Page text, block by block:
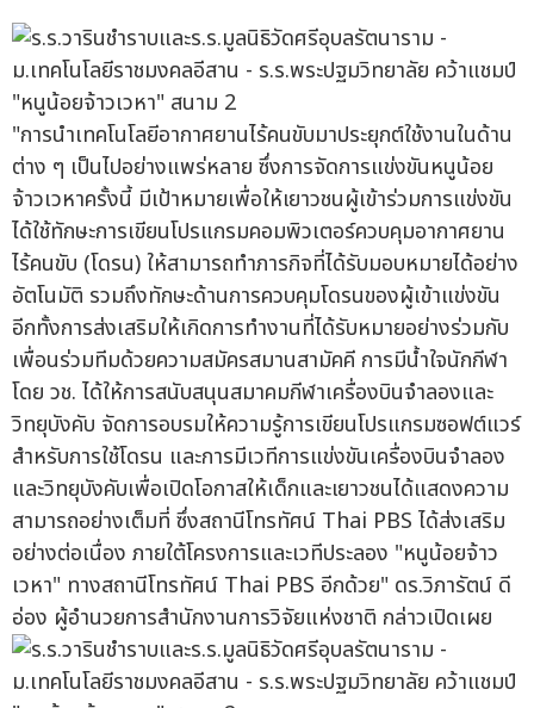
"การนำเทคโนโลยีอากาศยานไร้คนขับมาประยุกต์ใช้งานในด้าน
ต่าง ๆ เป็นไปอย่างแพร่หลาย ซึ่งการจัดการแข่งขันหนูน้อย
จ้าวเวหาครั้งนี้ มีเป้าหมายเพื่อให้เยาวชนผู้เข้าร่วมการแข่งขัน
ได้ใช้ทักษะการเขียนโปรแกรมคอมพิวเตอร์ควบคุมอากาศยาน
ไร้คนขับ (โดรน) ให้สามารถทำภารกิจที่ได้รับมอบหมายได้อย่าง
อัตโนมัติ รวมถึงทักษะด้านการควบคุมโดรนของผู้เข้าแข่งขัน
อีกทั้งการส่งเสริมให้เกิดการทำงานที่ได้รับหมายอย่างร่วมกับ
เพื่อนร่วมทีมด้วยความสมัครสมานสามัคคี การมีน้ำใจนักกีฬา
โดย วช. ได้ให้การสนับสนุนสมาคมกีฬาเครื่องบินจำลองและ
วิทยุบังคับ จัดการอบรมให้ความรู้การเขียนโปรแกรมซอฟต์แวร์
สำหรับการใช้โดรน และการมีเวทีการแข่งขันเครื่องบินจำลอง
และวิทยุบังคับเพื่อเปิดโอกาสให้เด็กและเยาวชนได้แสดงความ
สามารถอย่างเต็มที่ ซึ่งสถานีโทรทัศน์ Thai PBS ได้ส่งเสริม
อย่างต่อเนื่อง ภายใต้โครงการและเวทีประลอง "หนูน้อยจ้าว
เวหา" ทางสถานีโทรทัศน์ Thai PBS อีกด้วย" ดร.วิภารัตน์ ดี
อ่อง ผู้อำนวยการสำนักงานการวิจัยแห่งชาติ กล่าวเปิดเผย